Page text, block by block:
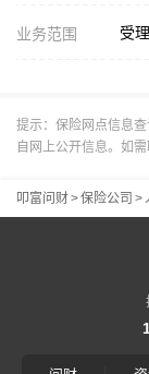
业务范围 受
提示：保险网点信息
自网上公开信息。如
叩富问财>保险公司 >